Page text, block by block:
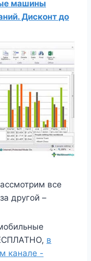
машины
Дисконт до
все
другой –
в
канале -